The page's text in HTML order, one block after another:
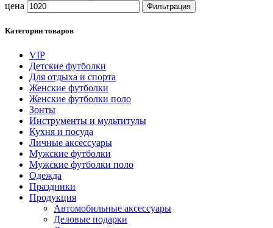
цена
Фильтрация
Категории товаров
VIP
Детские футболки
Для отдыха и спорта
Женские футболки
Женские футболки поло
Зонты
Инструменты и мультитулы
Кухня и посуда
Личные аксессуары
Мужские футболки
Мужские футболки поло
Одежда
Праздники
Продукция
Автомобильные аксессуары
Деловые подарки